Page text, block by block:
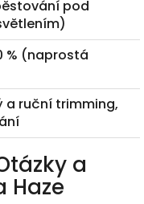
pod
% (naprostá
a ruční trimming,
a
Haze